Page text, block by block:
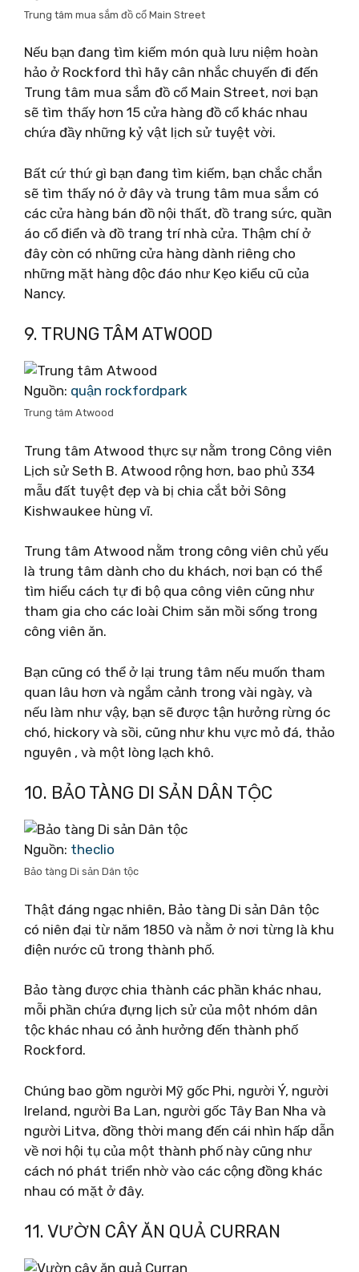
Trung tâm mua sắm đồ cổ Main Street
Nếu bạn đang tìm kiếm món quà lưu niệm hoàn
hảo ở Rockford thì hãy cân nhắc chuyến đi đến
Trung tâm mua sắm đồ cổ Main Street, nơi bạn
sẽ tìm thấy hơn 15 cửa hàng đồ cổ khác nhau
chứa đầy những kỷ vật lịch sử tuyệt vời.
Bất cứ thứ gì bạn đang tìm kiếm, bạn chắc chắn
sẽ tìm thấy nó ở đây và trung tâm mua sắm có
các cửa hàng bán đồ nội thất, đồ trang sức, quần
áo cổ điển và đồ trang trí nhà cửa. Thậm chí ở
đây còn có những cửa hàng dành riêng cho
những mặt hàng độc đáo như Kẹo kiểu cũ của
Nancy.
9. TRUNG TÂM ATWOOD
Nguồn: quận rockfordpark
Trung tâm Atwood
Trung tâm Atwood thực sự nằm trong Công viên
Lịch sử Seth B. Atwood rộng hơn, bao phủ 334
mẫu đất tuyệt đẹp và bị chia cắt bởi Sông
Kishwaukee hùng vĩ.
Trung tâm Atwood nằm trong công viên chủ yếu
là trung tâm dành cho du khách, nơi bạn có thể
tìm hiểu cách tự đi bộ qua công viên cũng như
tham gia cho các loài Chim săn mồi sống trong
công viên ăn.
Bạn cũng có thể ở lại trung tâm nếu muốn tham
quan lâu hơn và ngắm cảnh trong vài ngày, và
nếu làm như vậy, bạn sẽ được tận hưởng rừng óc
chó, hickory và sồi, cũng như khu vực mỏ đá, thảo
nguyên , và một lòng lạch khô.
10. BẢO TÀNG DI SẢN DÂN TỘC
Nguồn: theclio
Bảo tàng Di sản Dân tộc
Thật đáng ngạc nhiên, Bảo tàng Di sản Dân tộc
có niên đại từ năm 1850 và nằm ở nơi từng là khu
điện nước cũ trong thành phố.
Bảo tàng được chia thành các phần khác nhau,
mỗi phần chứa đựng lịch sử của một nhóm dân
tộc khác nhau có ảnh hưởng đến thành phố
Rockford.
Chúng bao gồm người Mỹ gốc Phi, người Ý, người
Ireland, người Ba Lan, người gốc Tây Ban Nha và
người Litva, đồng thời mang đến cái nhìn hấp dẫn
về nơi hội tụ của một thành phố này cũng như
cách nó phát triển nhờ vào các cộng đồng khác
nhau có mặt ở đây.
11. VƯỜN CÂY ĂN QUẢ CURRAN